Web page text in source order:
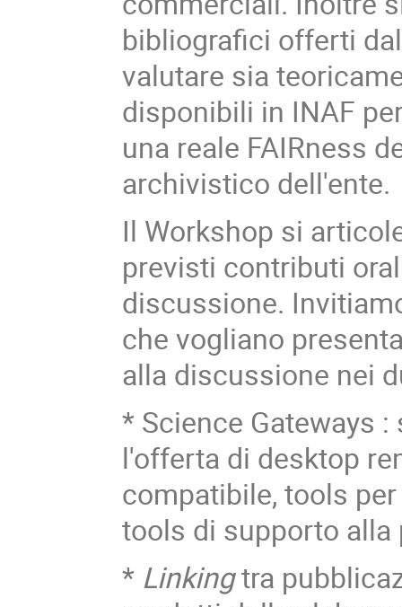
bibliografici offerti
valutare sia
disponibili in INAF
una reale FAIRness
archivistico dell'ente.
Il Workshop si
previsti contributi
discussione.
che vogliano
alla discussione nei
* Science Gateways
l'offerta di desktop
compatibile, tools
tools di supporto alla
* Linkingtra